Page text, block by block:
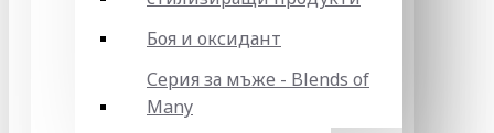
Боя и оксидант
Серия за мъже - Blends of
Many